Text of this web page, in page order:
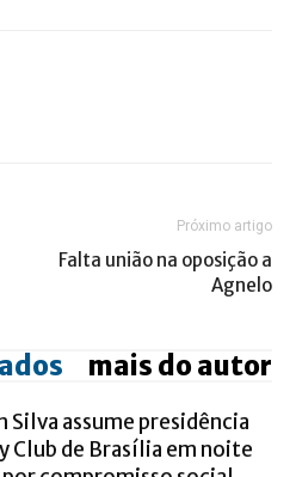
Próximo artigo
Falta união na oposição a
Agnelo
mais do autor
Silva assume presidência
Club de Brasília em noite